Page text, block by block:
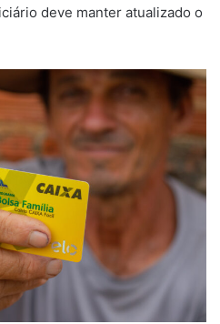
deve manter atualizado o